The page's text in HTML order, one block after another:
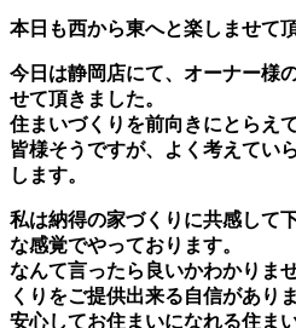
本日も西から東へと楽しませて
今日は静岡店にて、オーナー様
せて頂きました。
住まいづくりを前向きにとらえ
皆様そうですが、よく考えてい
します。
私は納得の家づくりに共感して
な感覚でやっております。
なんて言ったら良いかわかりま
くりをご提供出来る自信がありま
安心してお住まいになれる住ま